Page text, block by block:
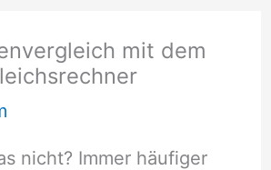
mit dem
nicht? Immer häufiger